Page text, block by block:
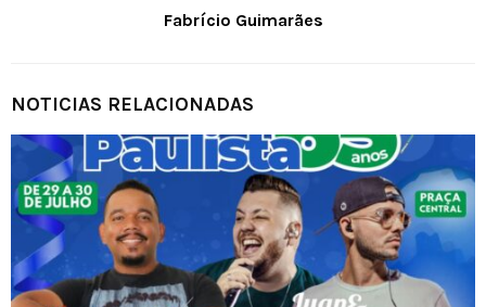
Fabrício Guimarães
NOTICIAS RELACIONADAS